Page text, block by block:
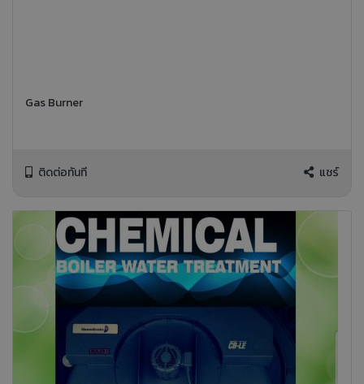
Gas Burner
ติดต่อทันที แชร์